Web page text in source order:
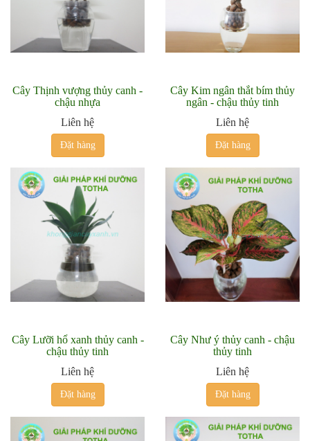
Cây Thịnh vượng thủy canh -
chậu nhựa
Liên hệ
Đặt hàng
Cây Kim ngân thắt bím thủy
ngân - chậu thủy tinh
Liên hệ
Đặt hàng
Cây Lưỡi hổ xanh thủy canh -
chậu thủy tinh
Liên hệ
Đặt hàng
Cây Như ý thủy canh - chậu
thủy tinh
Liên hệ
Đặt hàng